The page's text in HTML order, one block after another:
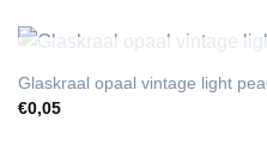
Glaskraal opaal vintage light
€0,05